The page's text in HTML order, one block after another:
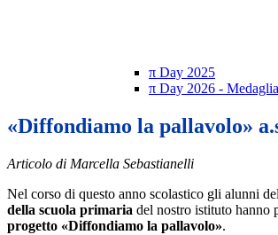
π Day 2025
π Day 2026 -
«Diffondiamo la pallavolo»
Articolo di Marcella Sebastianelli
Nel corso di questo anno scolastico gli alunni
della scuola primaria del nostro istituto hanno
progetto «Diffondiamo la pallavolo».